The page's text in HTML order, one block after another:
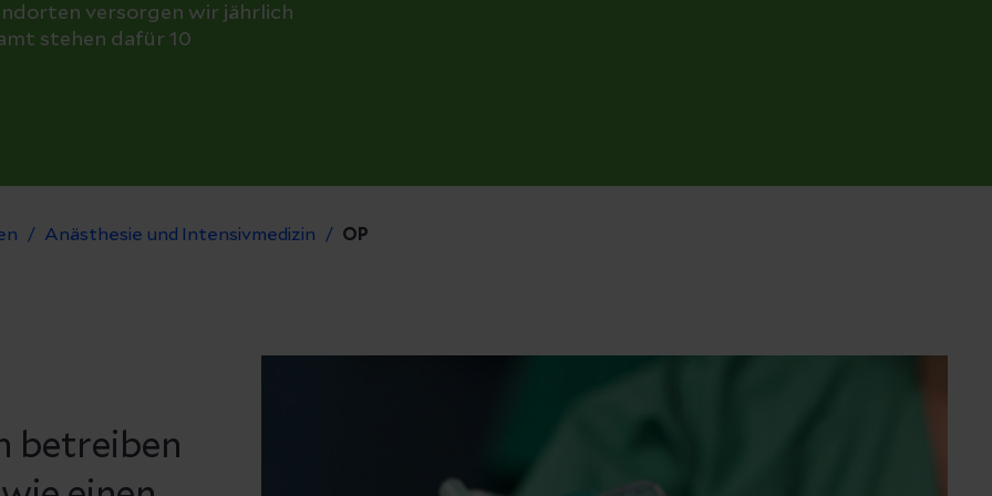
versorgen wir jährlich
stehen dafür 10
Anästhesie und Intensivmedizin OP
betreiben